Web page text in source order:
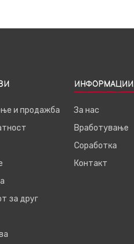
и продажба
за друг
ИНФОРМАЦИИ
За нас
Вработување
Соработка
Контакт